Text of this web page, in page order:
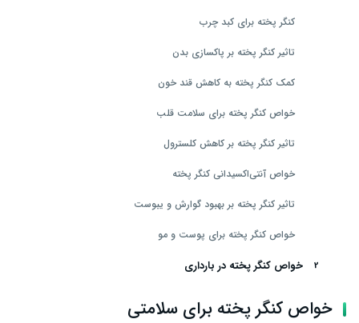
کنگر پخته برای کبد چرب
تاثیر کنگر پخته بر پاکسازی بدن
کمک کنگر پخته به کاهش قند خون
خواص کنگر پخته برای سلامت قلب
تاثیر کنگر پخته بر کاهش کلسترول
خواص آنتی‌اکسیدانی کنگر پخته
تاثیر کنگر پخته بر بهبود گوارش و یبوست
خواص کنگر پخته برای پوست و مو
خواص کنگر پخته در بارداری
خواص کنگر پخته برای کودکان
خواص کنگر پخته برای سلامتی